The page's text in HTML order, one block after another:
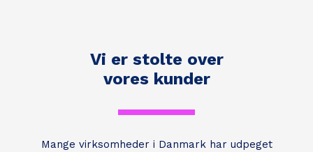
Vi er stolte over
vores kunder
Mange virksomheder i Danmark har udpeget